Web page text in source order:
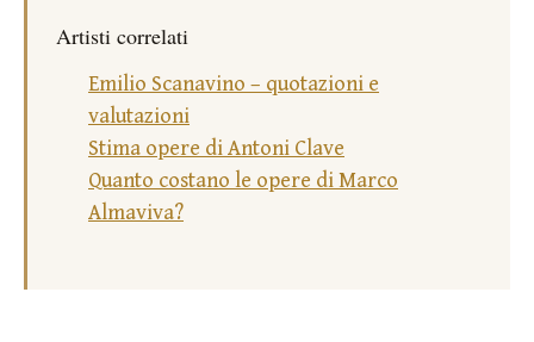
Artisti correlati
Emilio Scanavino – quotazioni e
valutazioni
Stima opere di Antoni Clave
Quanto costano le opere di Marco
Almaviva?